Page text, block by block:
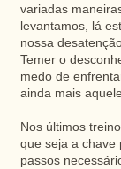
variadas
levantamos, lá
nossa
Temer o
medo de
ainda mais
Nos últimos
que seja a chave
passos